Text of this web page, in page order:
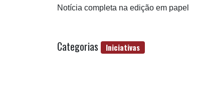
Notícia completa na edição em papel
Categorias Iniciativas